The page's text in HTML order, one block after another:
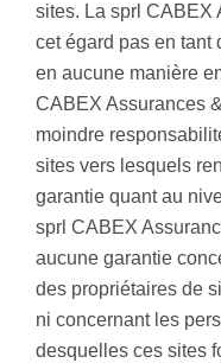
sites. La sprl CABEX
cet égard pas en tant
en aucune manière
CABEX Assurances
moindre
sites vers lesquels
garantie quant au
sprl CABEX
aucune garantie
des propriétaires de
ni concernant les
desquelles ces sites